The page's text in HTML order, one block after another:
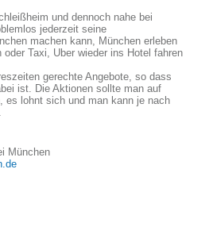
und dennoch nahe bei
jederzeit seine
machen kann, München erleben
oder Taxi, Uber wieder ins Hotel fahren
gerechte Angebote, so dass
ist. Die Aktionen sollte man auf
es lohnt sich und man kann je nach
München